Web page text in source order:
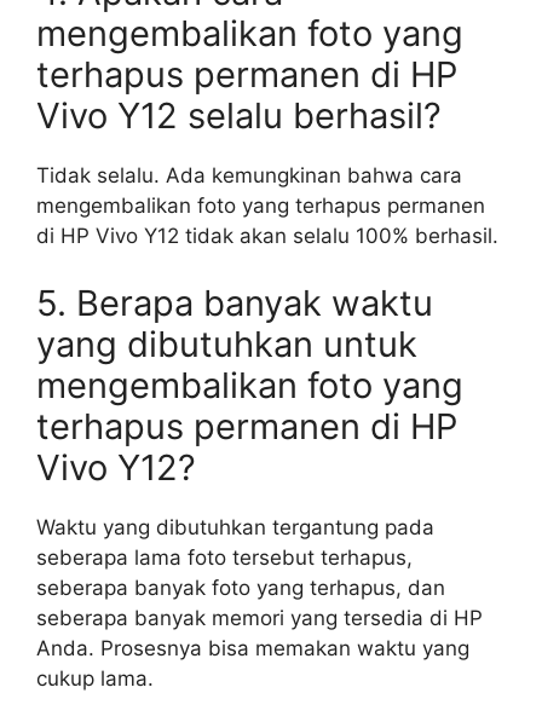
mengembalikan foto yang
terhapus permanen di HP
Vivo Y12 selalu berhasil?
Tidak selalu. Ada kemungkinan bahwa cara
mengembalikan foto yang terhapus permanen
di HP Vivo Y12 tidak akan selalu 100% berhasil.
5. Berapa banyak waktu
yang dibutuhkan untuk
mengembalikan foto yang
terhapus permanen di HP
Vivo Y12?
Waktu yang dibutuhkan tergantung pada
seberapa lama foto tersebut terhapus,
seberapa banyak foto yang terhapus, dan
seberapa banyak memori yang tersedia di HP
Anda. Prosesnya bisa memakan waktu yang
cukup lama.